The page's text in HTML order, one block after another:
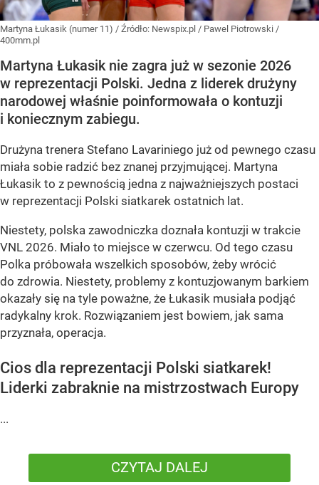
Martyna Łukasik (numer 11) / Źródło: Newspix.pl / Pawel Piotrowski /
400mm.pl
Martyna Łukasik nie zagra już w sezonie 2026
w reprezentacji Polski. Jedna z liderek drużyny
narodowej właśnie poinformowała o kontuzji
i koniecznym zabiegu.
Drużyna trenera Stefano Lavariniego już od pewnego czasu
miała sobie radzić bez znanej przyjmującej. Martyna
Łukasik to z pewnością jedna z najważniejszych postaci
w reprezentacji Polski siatkarek ostatnich lat.
Niestety, polska zawodniczka doznała kontuzji w trakcie
VNL 2026. Miało to miejsce w czerwcu. Od tego czasu
Polka próbowała wszelkich sposobów, żeby wrócić
do zdrowia. Niestety, problemy z kontuzjowanym barkiem
okazały się na tyle poważne, że Łukasik musiała podjąć
radykalny krok. Rozwiązaniem jest bowiem, jak sama
przyznała, operacja.
Cios dla reprezentacji Polski siatkarek!
Liderki zabraknie na mistrzostwach Europy
...
CZYTAJ DALEJ